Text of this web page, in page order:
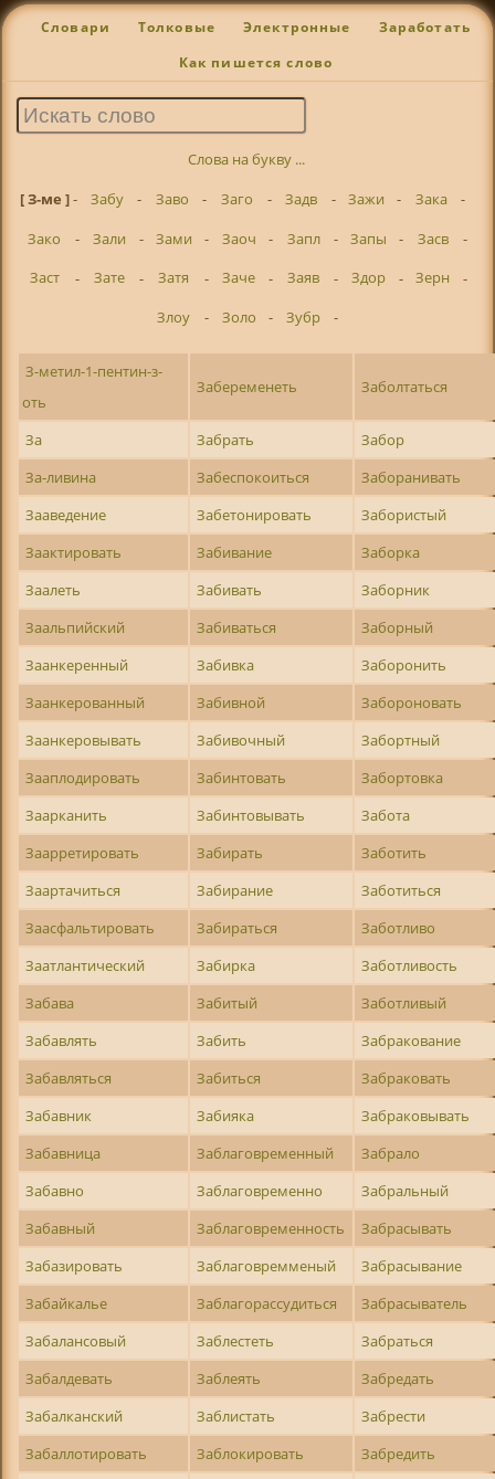
Словари Толковые Электронные Заработать
Как пишется слово
Слова на букву ...
[ З-ме ]- Забу - Заво - Заго - Задв - Зажи - Зака
-
Зако
- Зали - Зами - Заоч - Запл - Запы - Засв
-
Заст
- Зате - Затя - Заче - Заяв - Здор - Зерн
-
Злоу
- Золо - Зубр -
З-метил-1-пентин-з-
оть
Забеременеть Заболтаться
За Забрать
Забор
За-ливина
Забеспокоиться
Заборанивать
Зааведение
Забетонировать
Забористый
Заактировать
Забивание
Заборка
Заалеть
Забивать
Заборник
Заальпийский
Забиваться
Заборный
Заанкеренный
Забивка
Заборонить
Заанкерованный
Забивной
Забороновать
Заанкеровывать
Забивочный
Забортный
Зааплодировать
Забинтовать
Забортовка
Заарканить
Забинтовывать
Забота
Заарретировать
Забирать
Заботить
Заартачиться
Забирание
Заботиться
Заасфальтировать
Забираться
Заботливо
Заатлантический
Забирка
Заботливость
Забава
Забитый
Заботливый
Забавлять
Забить
Забракование
Забавляться
Забиться
Забраковать
Забавник
Забияка
Забраковывать
Забавница
Заблаговременный
Забрало
Забавно
Заблаговременно
Забральный
Забавный
Заблаговременность
Забрасывать
Забазировать
Заблаговремменый
Забрасывание
Забайкалье
Заблагорассудиться
Забрасыватель
Забалансовый
Заблестеть
Забраться
Забалдевать
Заблеять
Забредать
Забалканский
Заблистать
Забрести
Забаллотировать
Заблокировать
Забредить